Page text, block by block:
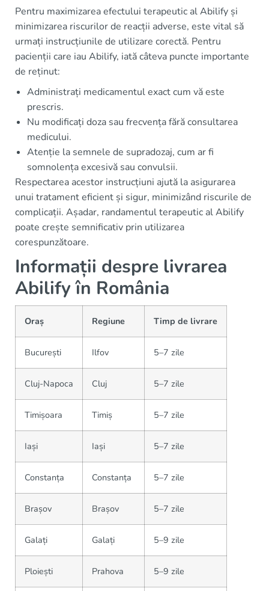
Pentru maximizarea efectului terapeutic al Abilify și
minimizarea riscurilor de reacții adverse, este vital să
urmați instrucțiunile de utilizare corectă. Pentru
pacienții care iau Abilify, iată câteva puncte importante
de reținut:
Administrați medicamentul exact cum vă este
prescris.
Nu modificați doza sau frecvența fără consultarea
medicului.
Atenție la semnele de supradozaj, cum ar fi
somnolența excesivă sau convulsii.
Respectarea acestor instrucțiuni ajută la asigurarea
unui tratament eficient și sigur, minimizând riscurile de
complicații. Așadar, randamentul terapeutic al Abilify
poate crește semnificativ prin utilizarea
corespunzătoare.
Informații despre livrarea
Abilify în România
Oraș Regiune Timp de livrare
București Ilfov 5–7 zile
Cluj-Napoca Cluj 5–7 zile
Timișoara Timiș 5–7 zile
Iași Iași 5–7 zile
Constanța Constanța 5–7 zile
Brașov Brașov 5–7 zile
Galați Galați 5–9 zile
Ploiești Prahova 5–9 zile